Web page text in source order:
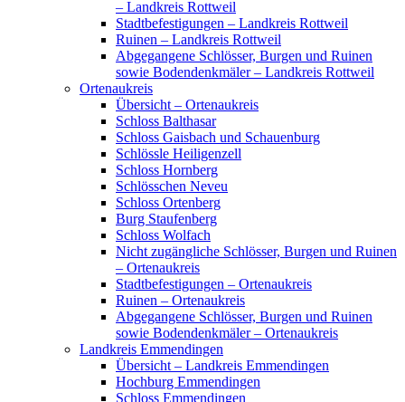
– Landkreis Rottweil
Stadtbefestigungen – Landkreis Rottweil
Ruinen – Landkreis Rottweil
Abgegangene Schlösser, Burgen und Ruinen
sowie Bodendenkmäler – Landkreis Rottweil
Ortenaukreis
Übersicht – Ortenaukreis
Schloss Balthasar
Schloss Gaisbach und Schauenburg
Schlössle Heiligenzell
Schloss Hornberg
Schlösschen Neveu
Schloss Ortenberg
Burg Staufenberg
Schloss Wolfach
Nicht zugängliche Schlösser, Burgen und Ruinen
– Ortenaukreis
Stadtbefestigungen – Ortenaukreis
Ruinen – Ortenaukreis
Abgegangene Schlösser, Burgen und Ruinen
sowie Bodendenkmäler – Ortenaukreis
Landkreis Emmendingen
Übersicht – Landkreis Emmendingen
Hochburg Emmendingen
Schloss Emmendingen